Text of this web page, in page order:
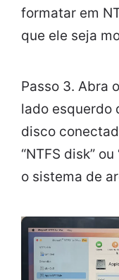
formatar em
que ele seja
Passo 3. Abra
lado esquerdo
disco
“NTFS disk”
o sistema de